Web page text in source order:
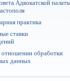
Адвокатской
практика
ставки
отношении обработки
данных